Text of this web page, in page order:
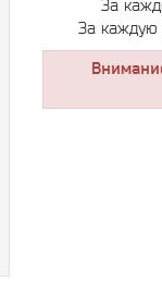
За
За каждую